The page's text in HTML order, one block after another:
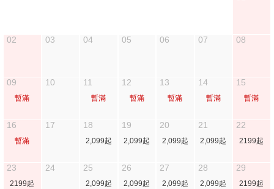
02 03 04 05 06 07 08
09
暫滿
10 11
暫滿
12
暫滿
13
暫滿
14
暫滿
15
暫滿
16
暫滿
17 18
2,099起
19
2,099起
20
2,099起
21
2,099起
22
2199起
23
2199起
24 25
2,099起
26
2,099起
27
2,099起
28
2,099起
29
2199起